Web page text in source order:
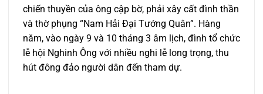
chiến thuyền của ông cập bờ, phải xây cất đình thần
và thờ phụng “Nam Hải Ðại Tướng Quân”. Hàng
năm, vào ngày 9 và 10 tháng 3 âm lịch, đình tổ chức
lễ hội Nghinh Ông với nhiều nghi lễ long trọng, thu
hút đông đảo người dân đến tham dự.